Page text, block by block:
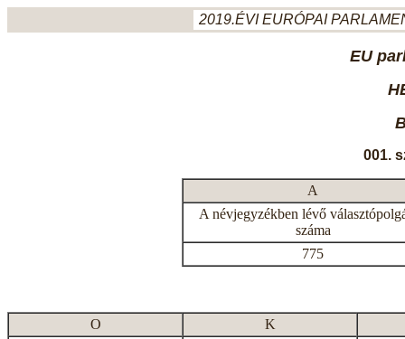
2019.ÉVI EURÓPAI
EU
001.
A
A névjegyzékben lévő
száma
775
O
K